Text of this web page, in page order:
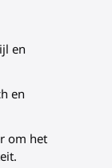
en
en
om het